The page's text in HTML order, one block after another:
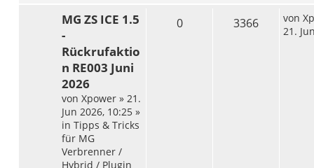
MG ZS ICE 1.5
-
Rückrufaktio
n RE003 Juni
2026
von Xpower » 21.
Jun 2026, 10:25 »
in Tipps & Tricks
für MG
Verbrenner /
Hybrid / Plugin
0 3366 von
21.